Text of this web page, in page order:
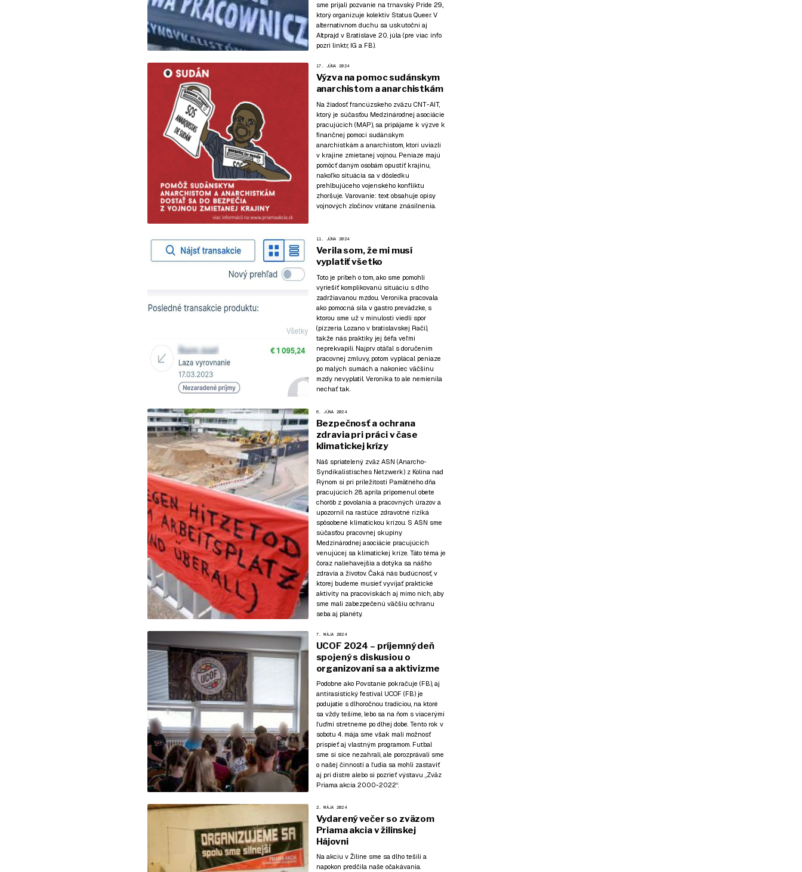
sme prijali pozvanie na trnavský Pride 29.,
ktorý organizuje kolektív Status Queer. V
alternatívnom duchu sa uskutoční aj
Altprajd v Bratislave 20. júla (pre viac info
pozri linktr, IG a FB).
17. JÚNA 2024
Výzva na pomoc sudánskym
anarchistom a anarchistkám
Na žiadosť francúzskeho zväzu CNT-AIT,
ktorý je súčasťou Medzinárodnej asociácie
pracujúcich (MAP), sa pripájame k výzve k
finančnej pomoci sudánskym
anarchistkám a anarchistom, ktorí uviazli
v krajine zmietanej vojnou. Peniaze majú
pomôcť daným osobám opustiť krajinu,
nakoľko situácia sa v dôsledku
prehlbujúceho vojenského konfliktu
zhoršuje. Varovanie: text obsahuje opisy
vojnových zločinov vrátane znásilnenia.
11. JÚNA 2024
Verila som, že mi musí
vyplatiť všetko
Toto je príbeh o tom, ako sme pomohli
vyriešiť komplikovanú situáciu s dlho
zadržiavanou mzdou. Veronika pracovala
ako pomocná sila v gastro prevádzke, s
ktorou sme už v minulosti viedli spor
(pizzeria Lozano v bratislavskej Rači),
takže nás praktiky jej šéfa veľmi
neprekvapili. Najprv otáľal s doručením
pracovnej zmluvy, potom vyplácal peniaze
po malých sumách a nakoniec väčšinu
mzdy nevyplatil. Veronika to ale nemienila
nechať tak.
6. JÚNA 2024
Bezpečnosť a ochrana
zdravia pri práci v čase
klimatickej krízy
Náš spriatelený zväz ASN (Anarcho-
Syndikalistisches Netzwerk) z Kolína nad
Rýnom si pri príležitosti Pamätného dňa
pracujúcich 28. apríla pripomenul obete
chorôb z povolania a pracovných úrazov a
upozornil na rastúce zdravotné riziká
spôsobené klimatickou krízou. S ASN sme
súčasťou pracovnej skupiny
Medzinárodnej asociácie pracujúcich
venujúcej sa klimatickej kríze. Táto téma je
čoraz naliehavejšia a dotýka sa nášho
zdravia a životov. Čaká nás budúcnosť, v
ktorej budeme musieť vyvíjať praktické
aktivity na pracoviskách aj mimo nich, aby
sme mali zabezpečenú väčšiu ochranu
seba aj planéty.
7. MÁJA 2024
UCOF 2024 – príjemný deň
spojený s diskusiou o
organizovaní sa a aktivizme
Podobne ako Povstanie pokračuje (FB), aj
antirasistický festival UCOF (FB) je
podujatie s dlhoročnou tradíciou, na ktoré
sa vždy tešíme, lebo sa na ňom s viacerými
ľuďmi stretneme po dlhej dobe. Tento rok v
sobotu 4. mája sme však mali možnosť
prispieť aj vlastným programom. Futbal
sme si síce nezahrali, ale porozprávali sme
o našej činnosti a ľudia sa mohli zastaviť
aj pri distre alebo si pozrieť výstavu „Zväz
Priama akcia 2000-2022“.
2. MÁJA 2024
Vydarený večer so zväzom
Priama akcia v žilinskej
Hájovni
Na akciu v Žiline sme sa dlho tešili a
napokon predčila naše očakávania.